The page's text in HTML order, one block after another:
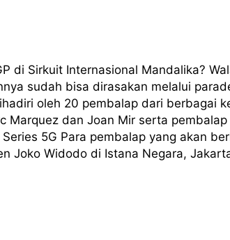
di Sirkuit Internasional Mandalika?
sudah bisa dirasakan melalui
oleh 20 pembalap dari berbagai
Marquez dan Joan Mir serta pembalap
5G Para pembalap yang akan
Joko Widodo di Istana Negara,